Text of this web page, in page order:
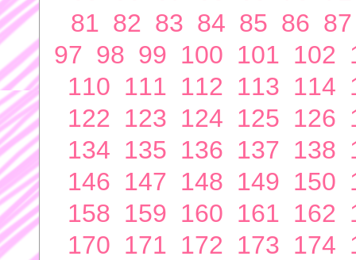
81 82 83 84 85 86 87
97 98 99 100 101 102
110 111 112 113 114
122 123 124 125 126
134 135 136 137 138
146 147 148 149 150
158 159 160 161 162
170 171 172 173 174